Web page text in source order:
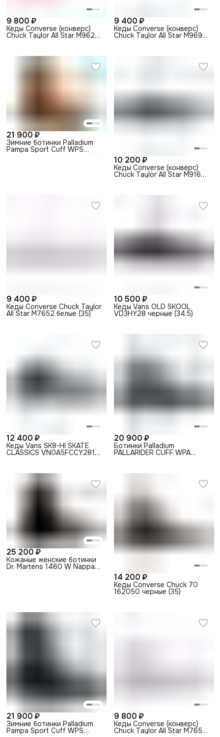
9 800 ₽
Кеды Converse (конверс)
Chuck Taylor All Star M9621
9 400 ₽
Кеды Converse (конверс)
Chuck Taylor All Star M9697
21 900 ₽
Зимние ботинки Palladium
Pampa Sport Cuff WPS
10 200 ₽
Кеды Converse (конверс)
Chuck Taylor All Star M9166
9 400 ₽
Кеды Converse Chuck Taylor
All Star M7652 белые (35)
10 500 ₽
Кеды Vans OLD SKOOL
VD3HY28 черные (34.5)
12 400 ₽
Кеды Vans SK8-HI SKATE
CLASSICS VN0A5FCCY281
20 900 ₽
Ботинки Palladium
PALLARIDER CUFF WPA
25 200 ₽
Кожаные женские ботинки
Dr. Martens 1460 W Nappa
14 200 ₽
Кеды Converse Chuck 70
162050 черные (35)
21 900 ₽
Зимние ботинки Palladium
Pampa Sport Cuff WPS
9 800 ₽
Кеды Converse (конверс)
Chuck Taylor All Star M7650